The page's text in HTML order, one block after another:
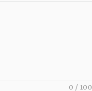
0 / 100